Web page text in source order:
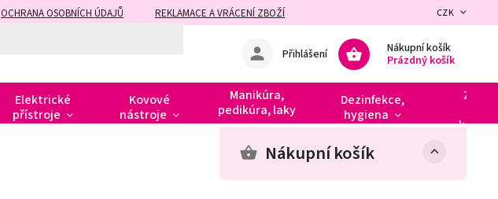
OCHRANA OSOBNÍCH ÚDAJŮ
REKLAMACE A VRÁCENÍ ZBOŽÍ
CZK
Nákupní košík
Prázdný košík
Přihlášení
Elektrické
přístroje
Kovové
nástroje
Manikúra,
pedikúra, laky
Dezinfekce,
hygiena
Nákupní košík